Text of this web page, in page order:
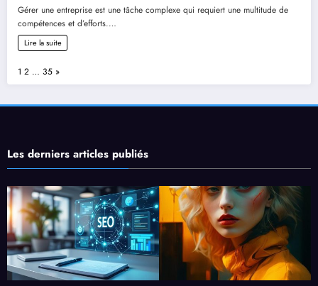
Gérer une entreprise est une tâche complexe qui requiert une multitude de
compétences et d’efforts.…
Lire la suite
Page:
1 2 … 35 Next
»
Les derniers articles publiés